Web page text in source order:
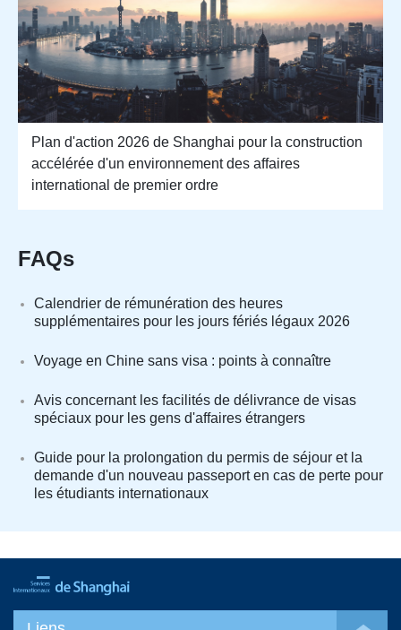
Plan d'action 2026 de Shanghai pour la construction
accélérée d'un environnement des affaires
international de premier ordre
FAQs
Calendrier de rémunération des heures
supplémentaires pour les jours fériés légaux 2026
Voyage en Chine sans visa : points à connaître
Avis concernant les facilités de délivrance de visas
spéciaux pour les gens d'affaires étrangers
Guide pour la prolongation du permis de séjour et la
demande d'un nouveau passeport en cas de perte pour
les étudiants internationaux